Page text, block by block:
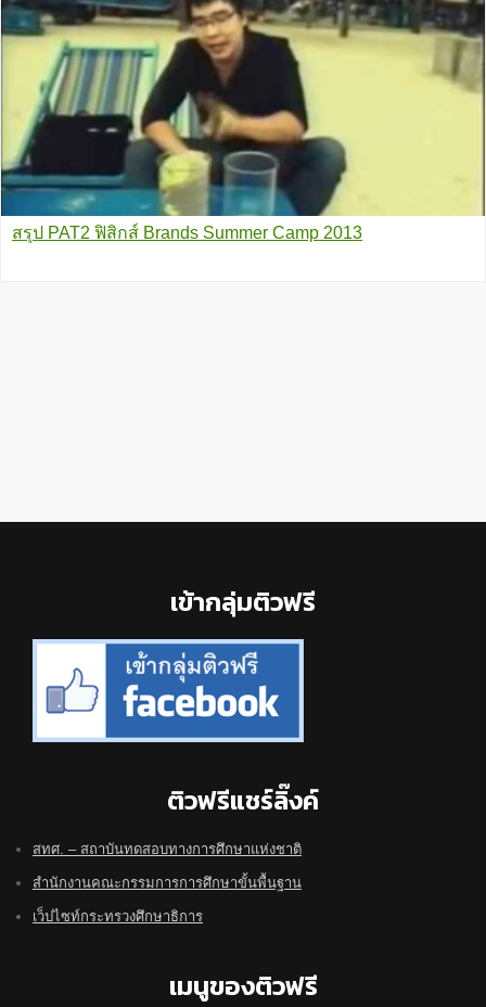
สรุป PAT2 ฟิสิกส์ Brands Summer Camp 2013
เข้ากลุ่มติวฟรี
ติวฟรีแชร์ลิ๊งค์
สทศ. – สถาบันทดสอบทางการศึกษาแห่งชาติ
สำนักงานคณะกรรมการการศึกษาขั้นพื้นฐาน
เว็ปไซท์กระทรวงศึกษาธิการ
เมนูของติวฟรี